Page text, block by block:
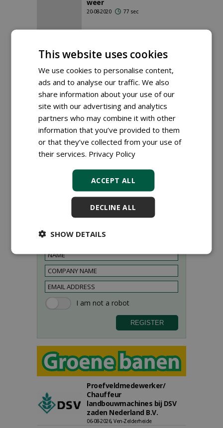
weer
20-08-2020 77 sec
1 2
Sign up for our digital newsletter.
Proefveldmedewerker/
Chauffeur
landbouwmachines bij DSV
zaden Nederland B.V.
06-08-2026, Ven-Zelderheide
This website uses cookies
We use cookies to personalise content,
ads and to analyse our traffic. We also
share information about your use of our
site with our advertising and analytics
partners who may combine it with other
information that you’ve provided to them
or that they’ve collected from your use of
their services. Privacy Policy
ACCEPT ALL
DECLINE ALL
SHOW DETAILS